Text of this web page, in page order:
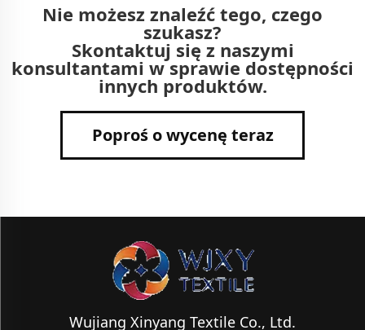
Nie możesz znaleźć tego, czego
szukasz?
Skontaktuj się z naszymi
konsultantami w sprawie dostępności
innych produktów.
Poproś o wycenę teraz
Wujiang Xinyang Textile Co., Ltd.